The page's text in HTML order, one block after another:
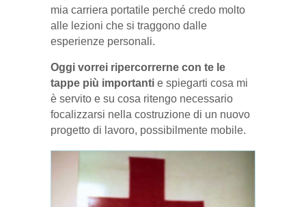
mia carriera portatile perché credo molto
alle lezioni che si traggono dalle
esperienze personali.
Oggi vorrei ripercorrerne con te le
tappe più importanti e spiegarti cosa mi
è servito e su cosa ritengo necessario
focalizzarsi nella costruzione di un nuovo
progetto di lavoro, possibilmente mobile.